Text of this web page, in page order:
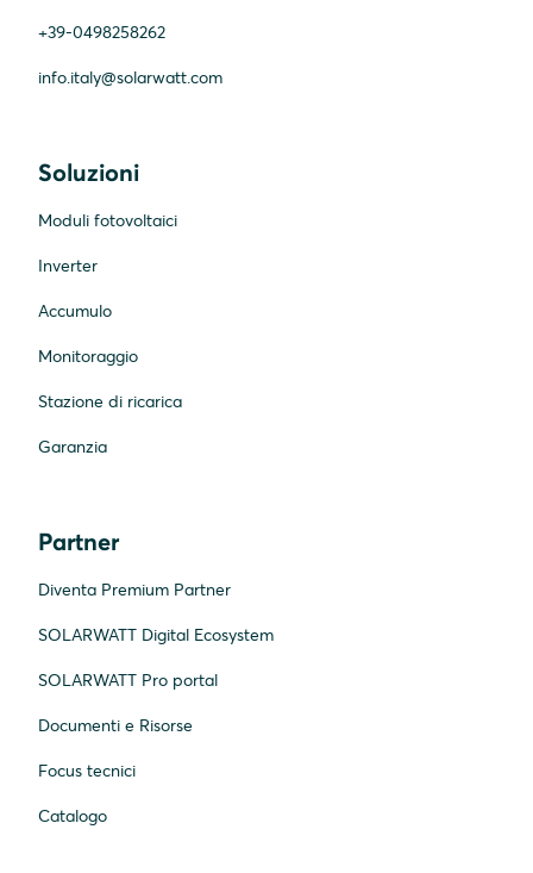
+39-0498258262
info.italy@solarwatt.com
Soluzioni
Moduli fotovoltaici
Inverter
Accumulo
Monitoraggio
Stazione di ricarica
Garanzia
Partner
Diventa Premium Partner
SOLARWATT Digital Ecosystem
SOLARWATT Pro portal
Documenti e Risorse
Focus tecnici
Catalogo